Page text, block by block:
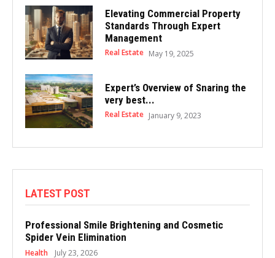
Elevating Commercial Property
Standards Through Expert
Management
Real Estate May 19, 2025
Expert’s Overview of Snaring the
very best...
Real Estate January 9, 2023
LATEST POST
Professional Smile Brightening and Cosmetic
Spider Vein Elimination
Health July 23, 2026